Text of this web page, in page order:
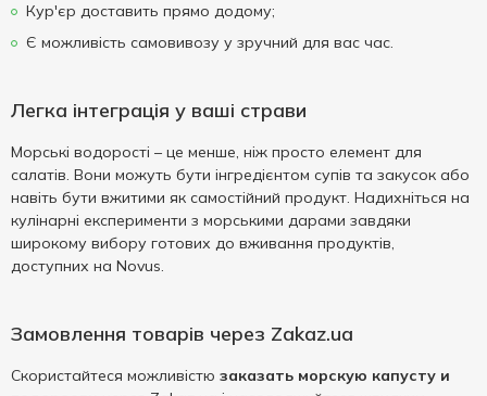
Кур'єр доставить прямо додому;
Є можливість самовивозу у зручний для вас час.
Легка інтеграція у ваші страви
Морські водорості – це менше, ніж просто елемент для
салатів. Вони можуть бути інгредієнтом супів та закусок або
навіть бути вжитими як самостійний продукт. Надихніться на
кулінарні експерименти з морськими дарами завдяки
широкому вибору готових до вживання продуктів,
доступних на Novus.
Замовлення товарів через Zakaz.ua
Скористайтеся можливістю заказать морскую капусту и